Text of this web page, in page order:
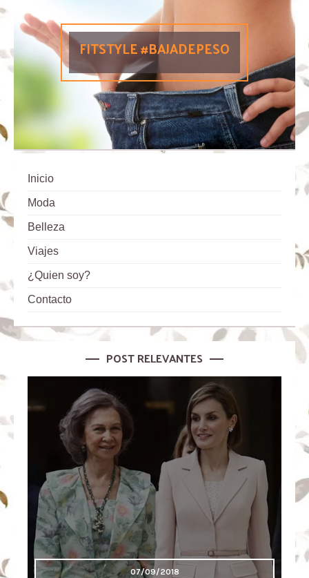
FITSTYLE #BAJADEPESO
Inicio
Moda
Belleza
Viajes
¿Quien soy?
Contacto
POST RELEVANTES
07/09/2018